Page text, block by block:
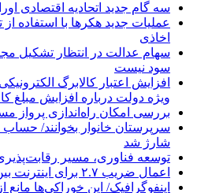
سه گام جدید اتحادیه اقتصادی
عملیات جدید هکرها با استفاده
اخاذی
سهام عدالت در انتظار تشکیل
سود نیست
افزایش اعتبار کالابرگ
ویژه دولت درباره افزایش مبلغ
بررسی امکان راه‌اندازی پرواز
شارژ شد
توسعه فناوری، مسیر
اعمال ضریب ۲.۷ برای اینترنت بین‌الملل صحت ندارد
اینفوگرافیک/ این خوراکی‌ها